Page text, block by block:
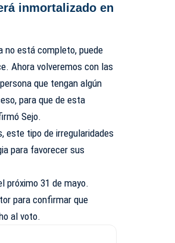
inmortalizado en
no está completo, puede
Ahora volveremos con las
que tengan algún
para que de esta
Sejo.
este tipo de irregularidades
para favorecer sus
próximo 31 de mayo.
para confirmar que
al voto.